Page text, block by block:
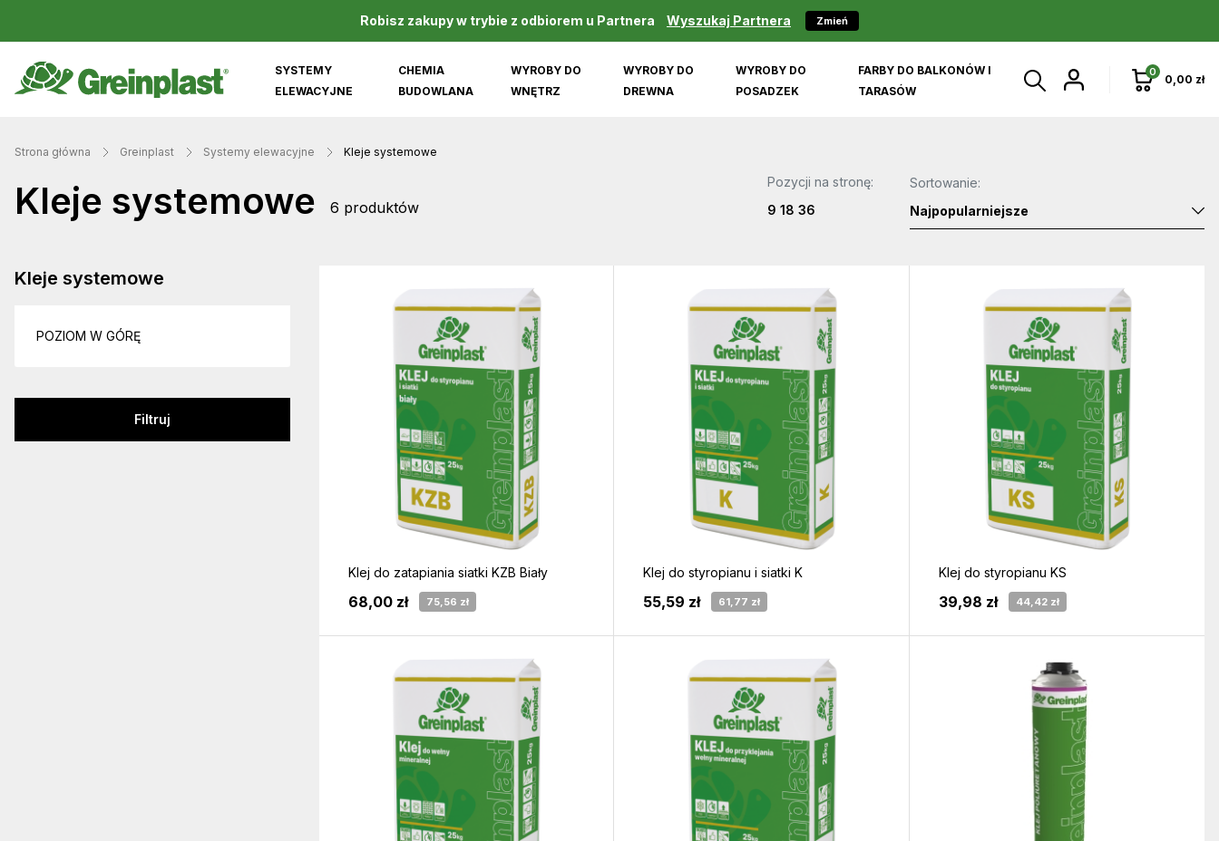
Robisz zakupy w trybie z odbiorem u Partnera Wyszukaj Partnera Zmień
SYSTEMY
ELEWACYJNE
CHEMIA
BUDOWLANA
WYROBY DO
WNĘTRZ
WYROBY DO
DREWNA
WYROBY DO
POSADZEK
FARBY DO BALKONÓW I
TARASÓW
0
0,00 zł
Strona główna Greinplast Systemy elewacyjne Kleje systemowe
Kleje systemowe 6 produktów
Pozycji na stronę:
9 18 36
Sortowanie:
Kleje systemowe
POZIOM W GÓRĘ
Filtruj
Klej do zatapiania siatki KZB Biały
68,00 zł 75,56 zł
Klej do styropianu i siatki K
55,59 zł 61,77 zł
Klej do styropianu KS
39,98 zł 44,42 zł